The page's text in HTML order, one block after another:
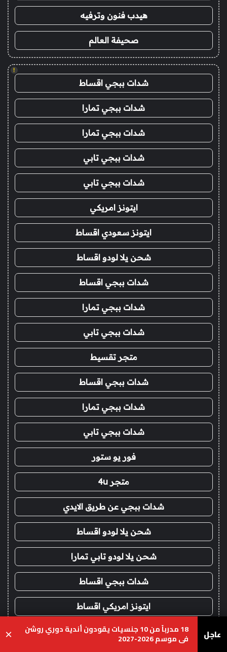
هيدب فنون وترفيه
صحيفة العالم
!
شدات ببجي اقساط
شدات ببجي تمارا
شدات ببجي تمارا
شدات ببجي تابي
شدات ببجي تابي
ايتونز امريكي
ايتونز سعودي اقساط
شحن يلا لودو اقساط
شدات ببجي اقساط
شدات ببجي تمارا
شدات ببجي تابي
متجر تقسيط
شدات ببجي اقساط
شدات ببجي تمارا
شدات ببجي تابي
فور يو ستور
متجر 4u
شدات ببجي عن طريق الايدي
شحن يلا لودو اقساط
شحن يلا لودو تابي تمارا
شدات ببجي اقساط
ايتونز امريكي اقساط
ايتونز سعودي اقساط عاجل 18 مدرباً من 10 جنسيات يقودون أندية دوري روشن
في موسم 2026-2027 ×